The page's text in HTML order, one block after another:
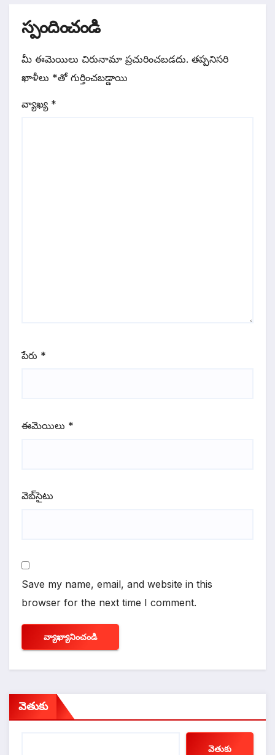
స్పందించండి
మీ ఈమెయిలు చిరునామా ప్రచురించబడదు. తప్పనిసరి
ఖాళీలు *‌తో గుర్తించబడ్డాయి
వ్యాఖ్య *
పేరు *
ఈమెయిలు *
వెబ్‌సైటు
Save my name, email, and website in this
browser for the next time I comment.
వెతుకు
వెతుకు